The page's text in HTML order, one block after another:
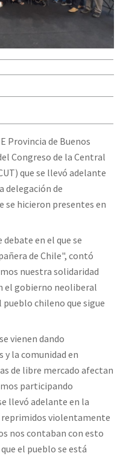
Provincia de Buenos
Congreso de la Central
que se llevó adelante
delegación de
se hicieron presentes en
en el que se
de Chile", contó
nuestra solidaridad
el gobierno neoliberal
chileno que sigue
vienen dando
la comunidad en
de libre mercado afectan
participando
llevó adelante en la
reprimidos violentamente
nos contaban con esto
el pueblo se está